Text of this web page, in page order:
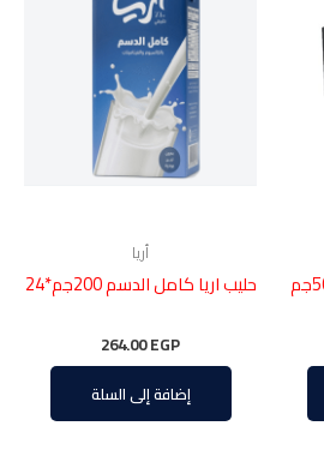
اريا جبنة فيتا اسطنبولى 500جم
أريا
حليب اريا كامل الدسم 200جم*24
264.00EGP
إضافة إلى السلة